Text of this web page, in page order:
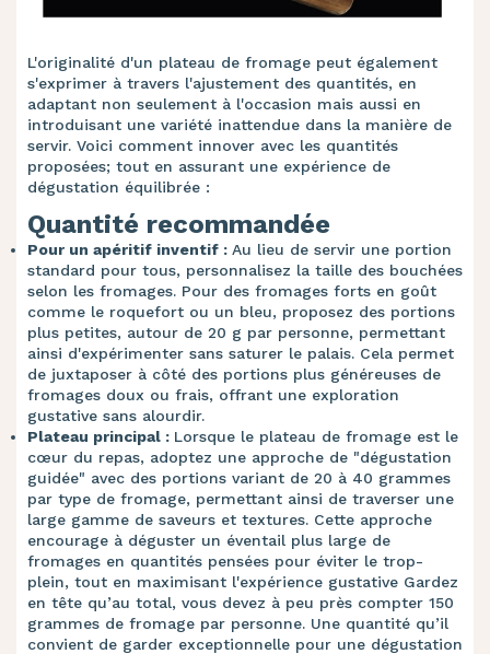
L'originalité d'un plateau de fromage peut également
s'exprimer à travers l'ajustement des quantités, en
adaptant non seulement à l'occasion mais aussi en
introduisant une variété inattendue dans la manière de
servir. Voici comment innover avec les quantités
proposées; tout en assurant une expérience de
dégustation équilibrée :
Quantité recommandée
Pour un apéritif inventif : Au lieu de servir une portion
standard pour tous, personnalisez la taille des bouchées
selon les fromages. Pour des fromages forts en goût
comme le roquefort ou un bleu, proposez des portions
plus petites, autour de 20 g par personne, permettant
ainsi d'expérimenter sans saturer le palais. Cela permet
de juxtaposer à côté des portions plus généreuses de
fromages doux ou frais, offrant une exploration
gustative sans alourdir.
Plateau principal : Lorsque le plateau de fromage est le
cœur du repas, adoptez une approche de "dégustation
guidée" avec des portions variant de 20 à 40 grammes
par type de fromage, permettant ainsi de traverser une
large gamme de saveurs et textures. Cette approche
encourage à déguster un éventail plus large de
fromages en quantités pensées pour éviter le trop-
plein, tout en maximisant l'expérience gustative Gardez
en tête qu’au total, vous devez à peu près compter 150
grammes de fromage par personne. Une quantité qu’il
convient de garder exceptionnelle pour une dégustation